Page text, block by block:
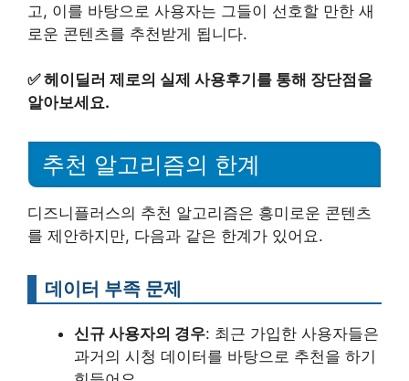
고, 이를 바탕으로 사용자는 그들이 선호할 만한 새
로운 콘텐츠를 추천받게 됩니다.
✅헤이딜러 제로의 실제 사용후기를 통해 장단점을
알아보세요.
추천 알고리즘의 한계
디즈니플러스의 추천 알고리즘은 흥미로운 콘텐츠
를 제안하지만, 다음과 같은 한계가 있어요.
데이터 부족 문제
신규 사용자의 경우: 최근 가입한 사용자들은
과거의 시청 데이터를 바탕으로 추천을 하기